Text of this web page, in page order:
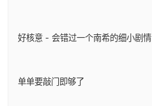
好核意 - 会错过一个南希的细小剧情
单单要敲门即够了